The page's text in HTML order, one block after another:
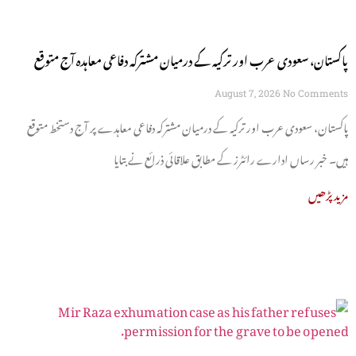
پاکستان، سعودی عرب اور ترکیہ کے درمیان مشترکہ دفاعی معاہدہ آج متوقع
August 7, 2026 No Comments
پاکستان، سعودی عرب اور ترکیہ کے درمیان مشترکہ دفاعی معاہدے پر آج دستخط متوقع
ہیں۔ خبر رساں ادارے رائٹرز کے مطابق علاقائی ذرائع نے بتایا
مزید پڑھیں